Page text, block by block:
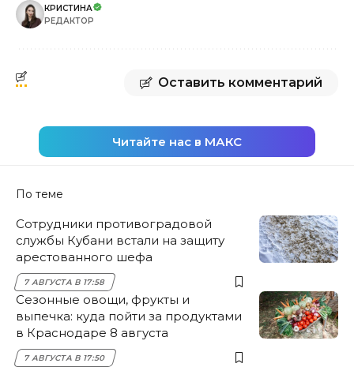
КРИСТИНА
РЕДАКТОР
Оставить комментарий
Читайте нас в МАКС
По теме
Сотрудники противоградовой
службы Кубани встали на защиту
арестованного шефа
7 АВГУСТА В 17:58
Сезонные овощи, фрукты и
выпечка: куда пойти за продуктами
в Краснодаре 8 августа
7 АВГУСТА В 17:50